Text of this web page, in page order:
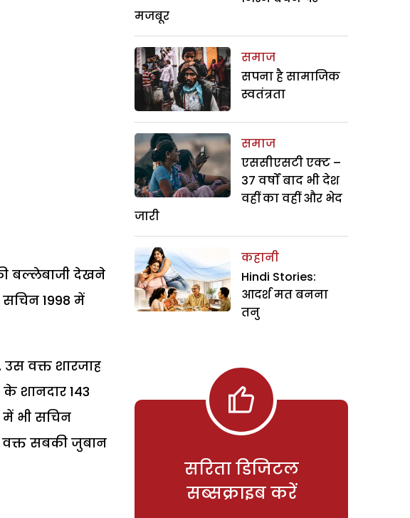
बल्लेबाजी देखने
1998 में
वक्त शारजाह
शानदार 143
भी सचिन
वक्त सबकी जुबान
मजबूर
समाज
सपना है सामाजिक
स्वतंत्रता
समाज
एससीएसटी एक्ट –
37 वर्षों बाद भी देश
वहीं का वहीं और भेद
जारी
कहानी
Hindi Stories:
आदर्श मत बनना
तनु
सरिता डिजिटल
सब्सक्राइब करें